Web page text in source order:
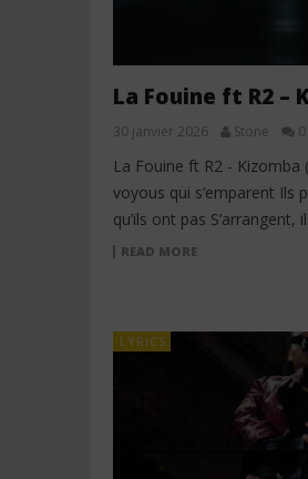
La Fouine ft R2 –
30 janvier 2026 Stone 0
La Fouine ft R2 - Kizomba
voyous qui s’emparent Ils
qu’ils ont pas S’arrangent,
READ MORE
LYRICS